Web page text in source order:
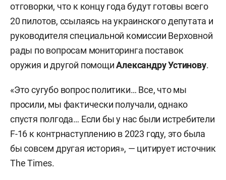
отговорки, что к концу года будут готовы всего
20 пилотов, ссылаясь на украинского депутата и
руководителя специальной комиссии Верховной
рады по вопросам мониторинга поставок
оружия и другой помощиАлександру Устинову.
«Это сугубо вопрос политики… Все, что мы
просили, мы фактически получали, однако
спустя полгода… Если бы у нас были истребители
F-16 к контрнаступлению в 2023 году, это была
бы совсем другая история», — цитирует источник
The Times.